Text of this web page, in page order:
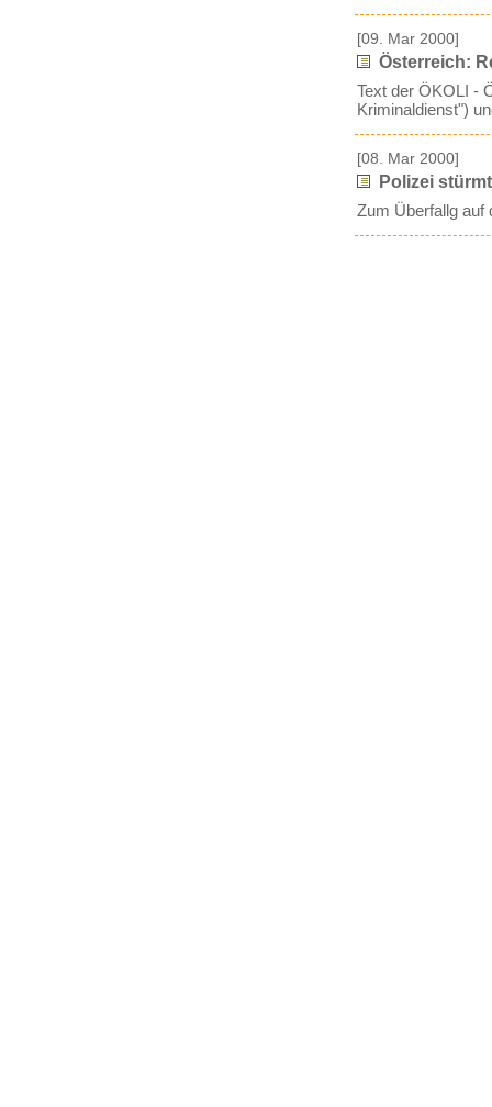
[09. Mar 2000]
Österreich:
Text der ÖKOLI -
Kriminaldienst")
[08. Mar 2000]
Polizei
Zum Überfallg auf